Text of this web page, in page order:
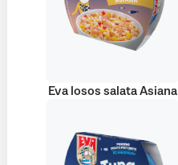
Eva losos salata Asiana